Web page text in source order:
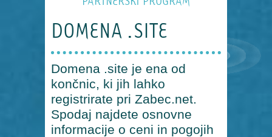
DOMENA .SITE
Domena .site je ena od
končnic, ki jih lahko
registrirate pri Zabec.net.
Spodaj najdete osnovne
informacije o ceni in pogojih